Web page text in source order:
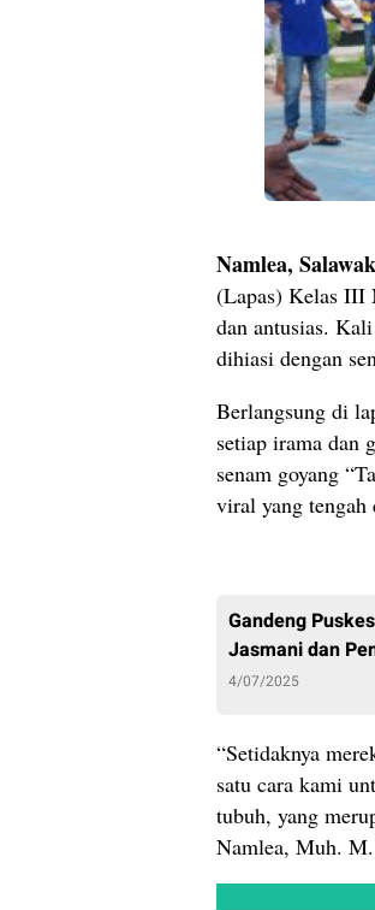
Namlea,
(Lapas) Kelas III
dan antusias.
dihiasi dengan
Berlangsung di
setiap irama dan
senam goyang
viral yang tengah
Gandeng
Jasmani dan
4/07/2025
“Setidaknya
satu cara kami
tubuh, yang
Namlea, Muh. M.